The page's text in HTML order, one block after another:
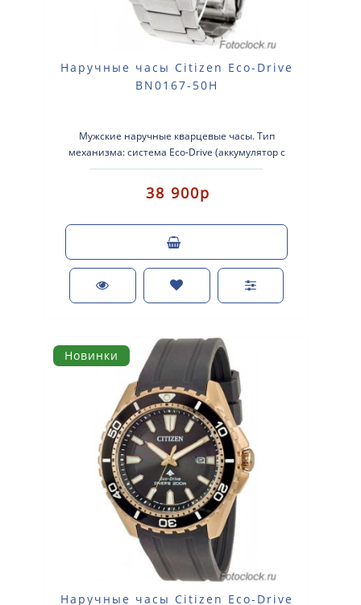
Наручные часы Citizen Eco-Drive
BN0167-50H
Мужские наручные кварцевые часы. Тип
механизма: система Eco-Drive (аккумулятор с
питанием от световой энергии). Корпус: не..
38 900р
Новинки
Наручные часы Citizen Eco-Drive